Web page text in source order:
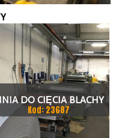
DO CIĘCIA BLACHY
1.500 X 1,5 (2,5) MM
Kod: 23687